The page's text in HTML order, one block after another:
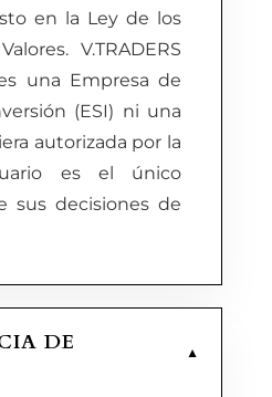
en la Ley de los
V.TRADERS
una Empresa de
(ESI) ni una
autorizada por la
es el único
sus decisiones de
DE
▼